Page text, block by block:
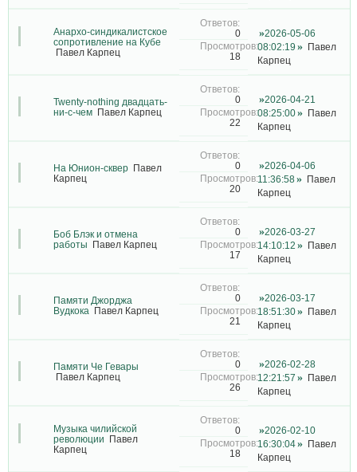
Анархо-синдикалистское
сопротивление на Кубе
Павел Карпец
0
18
2026-05-06
08:02:19
Павел
Карпец
Twenty-nothing двадцать-
ни-с-чем Павел Карпец
0
22
2026-04-21
08:25:00
Павел
Карпец
На Юнион-сквер Павел
Карпец
0
20
2026-04-06
11:36:58
Павел
Карпец
Боб Блэк и отмена
работы
Павел Карпец
0
17
2026-03-27
14:10:12
Павел
Карпец
Памяти Джорджа
Вудкока
Павел Карпец
0
21
2026-03-17
18:51:30
Павел
Карпец
Памяти Че Гевары
Павел Карпец
0
26
2026-02-28
12:21:57
Павел
Карпец
Музыка чилийской
революции
Павел
Карпец
0
18
2026-02-10
16:30:04
Павел
Карпец